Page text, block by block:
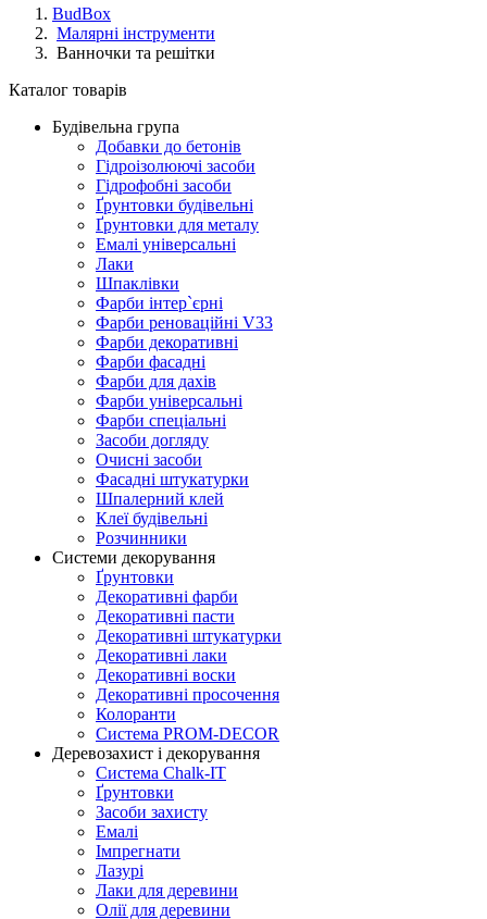
BudBox
Малярні інструменти
Ванночки та решітки
Каталог товарів
Будівельна група
Добавки до бетонів
Гідроізолюючі засоби
Гідрофобні засоби
Ґрунтовки будівельні
Ґрунтовки для металу
Емалі універсальні
Лаки
Шпаклівки
Фарби інтер`єрні
Фарби реноваційні V33
Фарби декоративні
Фарби фасадні
Фарби для дахів
Фарби універсальні
Фарби спеціальні
Засоби догляду
Очисні засоби
Фасадні штукатурки
Шпалерний клей
Клеї будівельні
Розчинники
Системи декорування
Ґрунтовки
Декоративні фарби
Декоративні пасти
Декоративні штукатурки
Декоративні лаки
Декоративні воски
Декоративні просочення
Колоранти
Система PROM-DECOR
Деревозахист і декорування
Система Chalk-IT
Ґрунтовки
Засоби захисту
Емалі
Імпрегнати
Лазурі
Лаки для деревини
Олії для деревини